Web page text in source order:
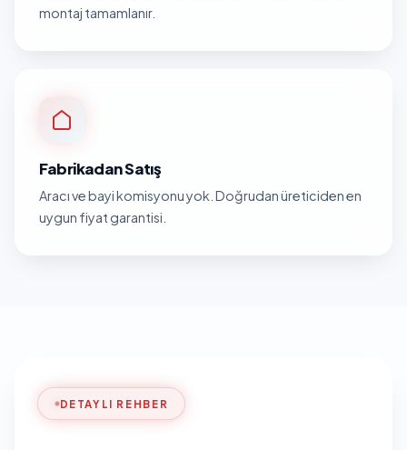
montaj tamamlanır.
Fabrikadan Satış
Aracı ve bayi komisyonu yok. Doğrudan üreticiden en
uygun fiyat garantisi.
DETAYLI REHBER